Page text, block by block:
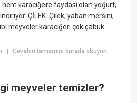
hem karaciğere faydası olan yoğurt,
ÇİLEK: Çilek, yaban mersini,
meyveler karaciğeri çok çabuk
|Cevabın tamamını burada okuyun:
meyveler temizler?